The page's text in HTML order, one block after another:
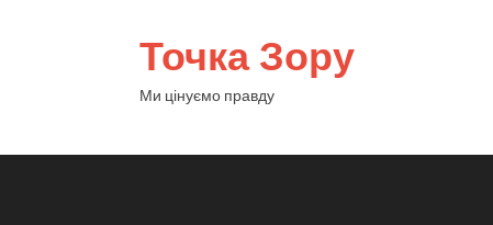
Точка Зору
Ми цінуємо правду